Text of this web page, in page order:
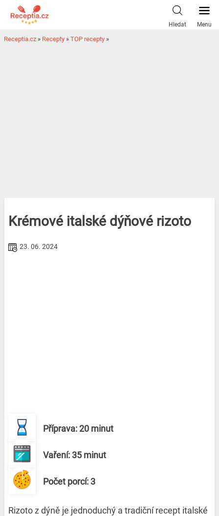
Hledat Menu
Receptia.cz » Recepty » TOP recepty »
Krémové italské dýňové rizoto
23. 06. 2024
Příprava: 20 minut
Vaření: 35 minut
Počet porcí: 3
Rizoto z dýně je jednoduchý a tradiční recept italské